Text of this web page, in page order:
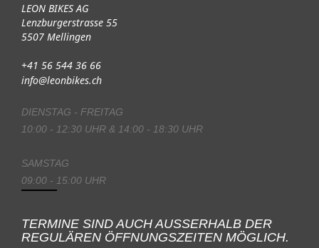
LEON BIKES AG
Lenzburgerstrasse 55
5507 Mellingen
+41 56 544 36 66
info@leonbikes.ch
DIENSTAG - FREITAG
10:00 - 12:30 UHR & 14:00 - 18:30 UHR
SAMSTAG
09:00 - 15:00 UHR
TERMINE SIND AUCH AUSSERHALB DER
REGULÄREN ÖFFNUNGSZEITEN MÖGLICH.